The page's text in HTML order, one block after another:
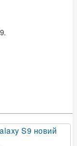
S9 новий